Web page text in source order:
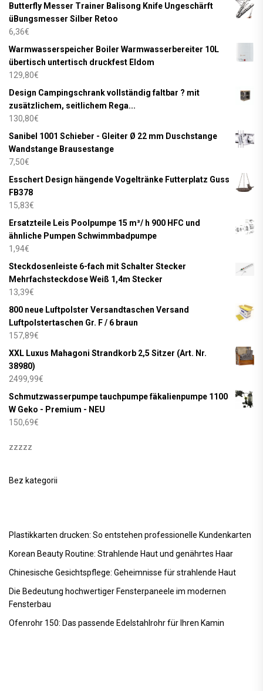
Butterfly Messer Trainer Balisong Knife Ungeschärft
üBungsmesser Silber Retoo
6,36€
Warmwasserspeicher Boiler Warmwasserbereiter 10L
übertisch untertisch druckfest Eldom
129,80€
Design Campingschrank vollständig faltbar ? mit
zusätzlichem, seitlichem Rega...
130,80€
Sanibel 1001 Schieber - Gleiter Ø 22 mm Duschstange
Wandstange Brausestange
7,50€
Esschert Design hängende Vogeltränke Futterplatz Guss
FB378
15,83€
Ersatzteile Leis Poolpumpe 15 m³/ h 900 HFC und
ähnliche Pumpen Schwimmbadpumpe
1,94€
Steckdosenleiste 6-fach mit Schalter Stecker
Mehrfachsteckdose Weiß 1,4m Stecker
13,39€
800 neue Luftpolster Versandtaschen Versand
Luftpolstertaschen Gr. F / 6 braun
157,89€
XXL Luxus Mahagoni Strandkorb 2,5 Sitzer (Art. Nr.
38980)
2499,99€
Schmutzwasserpumpe tauchpumpe fäkalienpumpe 1100
W Geko - Premium - NEU
150,69€
zzzzz
Bez kategorii
Plastikkarten drucken: So entstehen professionelle Kundenkarten
Korean Beauty Routine: Strahlende Haut und genährtes Haar
Chinesische Gesichtspflege: Geheimnisse für strahlende Haut
Die Bedeutung hochwertiger Fensterpaneele im modernen
Fensterbau
Ofenrohr 150: Das passende Edelstahlrohr für Ihren Kamin